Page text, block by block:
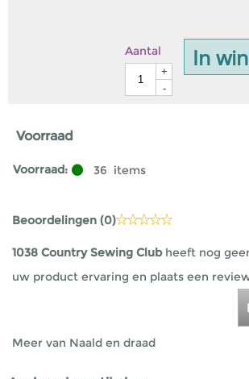
Aantal
+
-
In
Voorraad
Voorraad: 36 items
Beoordelingen (0)
1038 Country Sewing Clubheeft nog
uw product ervaring en plaats een
Meer van Naald en draad